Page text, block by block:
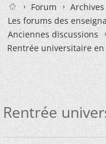
Forum
Les forums des
Anciennes discussions
Rentrée universitaire
Rentrée